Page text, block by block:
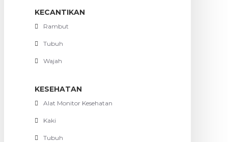
KECANTIKAN
Rambut
Tubuh
Wajah
KESEHATAN
Alat Monitor Kesehatan
Kaki
Tubuh